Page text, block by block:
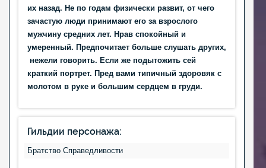
их назад. Не по годам физически развит, от чего
зачастую люди принимают его за взрослого
мужчину средних лет. Нрав спокойный и
умеренный. Предпочитает больше слушать других,
нежели говорить. Если же подытожить сей
краткий портрет. Пред вами типичный здоровяк с
молотом в руке и большим сердцем в груди.
Гильдии персонажа:
Братство Справедливости